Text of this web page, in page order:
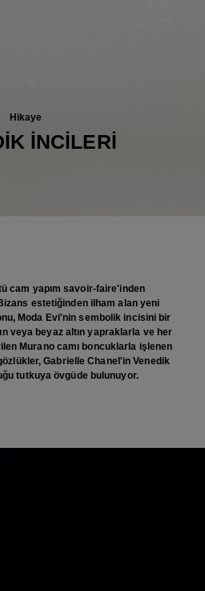
Hikaye
İNCİLERİ
cam yapım savoir-faire'inden
estetiğinden ilham alan yeni
Moda Evi'nin sembolik incisini bir
veya beyaz altın yapraklarla ve her
Murano camı boncuklarla işlenen
Gabrielle Chanel'in Venedik
tutkuya övgüde bulunuyor.